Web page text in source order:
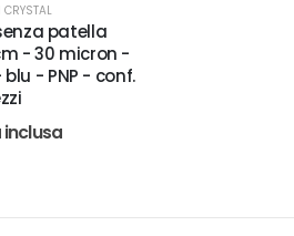
CRYSTAL
patella
- 30 micron -
- PNP - conf.
inclusa